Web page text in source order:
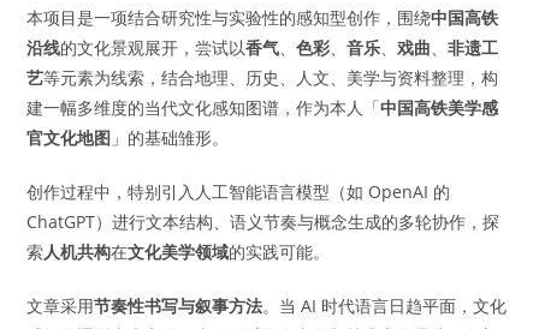
本项目是一项结合研究性与实验性的感知型创作，围绕中国高铁
沿线的文化景观展开，尝试以香气、色彩、音乐、戏曲、非遗工
艺等元素为线索，结合地理、历史、人文、美学与资料整理，构
建一幅多维度的当代文化感知图谱，作为本人「中国高铁美学感
官文化地图 」的基础雏形。
创作过程中，特别引入人工智能语言模型（如 OpenAI 的
ChatGPT）进行文本结构、语义节奏与概念生成的多轮协作，探
索人机共构在文化美学领域的实践可能。
文章采用节奏性书写与叙事方法。当 AI 时代语言日趋平面，文化